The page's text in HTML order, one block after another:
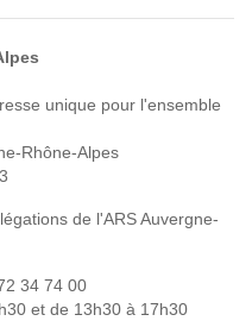
unique pour l'ensemble
Rhône-Alpes
de l'ARS Auvergne-
34 74 00
et de 13h30 à 17h30